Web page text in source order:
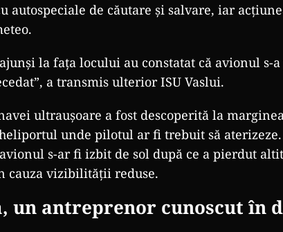
autospeciale de căutare și salvare, iar
și la fața locului au constatat că avionul s-
a transmis ulterior ISU Vaslui.
ultraușoare a fost descoperită la
unde pilotul ar fi trebuit să
s-ar fi izbit de sol după ce a pierdut
cauza vizibilității reduse.
un antreprenor cunoscutîn